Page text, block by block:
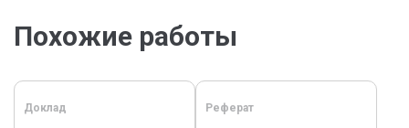
Похожие работы
Доклад Реферат